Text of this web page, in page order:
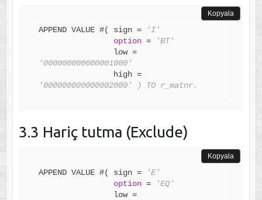
APPEND VALUE #( sign =
'I'
option =
'BT'
                low =
'000000000000001000'
                high =
'000000000000002000' ) TO r_matnr.
Kopyala
3.3 Hariç tutma (Exclude)
APPEND VALUE #( sign =
'E'
option =
'EQ'
                low =
Kopyala